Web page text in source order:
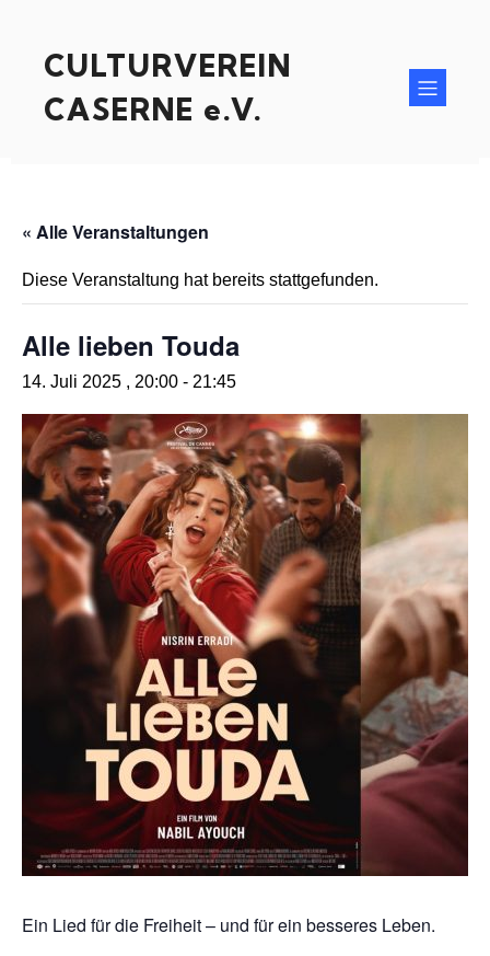
CULTURVEREIN
CASERNE e.V.
« Alle Veranstaltungen
Diese Veranstaltung hat bereits stattgefunden.
Alle lieben Touda
14. Juli 2025 , 20:00 - 21:45
Ein Lied für die Freiheit – und für ein besseres Leben.